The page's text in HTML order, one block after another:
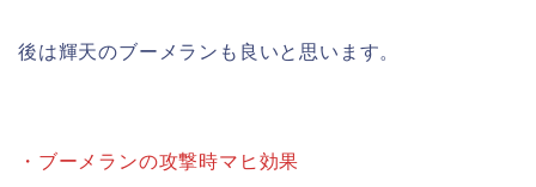
後は輝天のブーメランも良いと思います。
・ブーメランの攻撃時マヒ効果